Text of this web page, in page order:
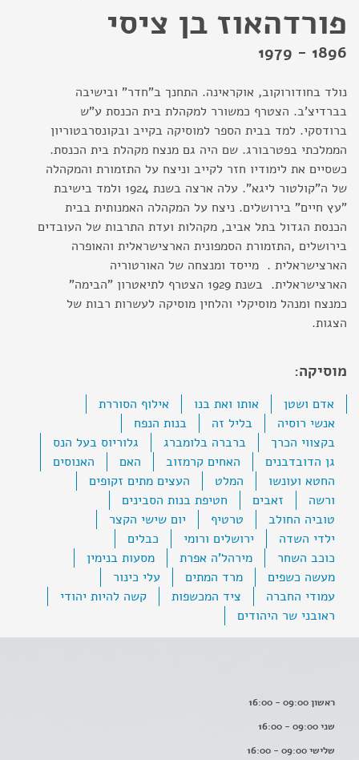
פורדהאוז בן ציסי
1896 - 1979
נולד בחודורוקוב, אוקראינה. התחנך ב"חדר" ובישיבה
בברדיצ'ב. הצטרף כמשורר למקהלת בית הכנסת ע"ש
ברודסקי. למד בבית הספר למוסיקה בקייב ובקונסרבטוריון
הממלכתי בפטרבורג. שם היה גם מנצח מקהלת בית הכנסת.
כשסיים את לימודיו חזר לקייב וניצח על התזמורת והמקהלה
של ה"קולטור ליגא". עלה ארצה בשנת 1924 ולמד בישיבת
"עץ חיים" בירושלים. ניצח על המקהלה האמנותית בבית
הכנסת הגדול בתל אביב, מקהלות ועדת התרבות של העובדים
בירושלים ,התזמורת הסמפונית הארצישראלית והאופרה
הארצישראלית . מייסד ומנצחה של האורטוריה
הארצישראלית. בשנת 1929 הצטרף לתיאטרון "הבימה"
כמנצח ומנהל מוסיקלי והלחין מוסיקה לעשרות רבות של
הצגות.
מוסיקה:
אדם ושטן אותו ואת בנו
אילוף הסוררת
אנשי רוסיה
בליל זה
בנות הנפח
בקצווי הכרך
ברברה בלומברג
גלוריוס בעל הנס
גן הדובדבנים
האחים קרמזוב האם
האנוסים
החטא ועונשו
המלט
העצים מתים זקופים
ורשה
זאבים
חטיפת בנות הסבינים
טוביה החולב
טרטיף
יום שישי הקצר
ילדי השדה
ירושלים ורומי
כבלים
כוכב השחר
מירהל'ה אפרת
מסעות בנימין
מעשה כשפים
מרד המתים
עלי כינור
עמודי החברה
ציד המכשפות
קשה להיות יהודי
ראובני שר היהודים
ראשון 09:00 - 16:00
שני 09:00 - 16:00
שלישי 09:00 - 16:00